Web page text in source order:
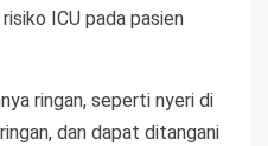
ICU pada pasien
ringan, seperti nyeri di
dan dapat ditangani